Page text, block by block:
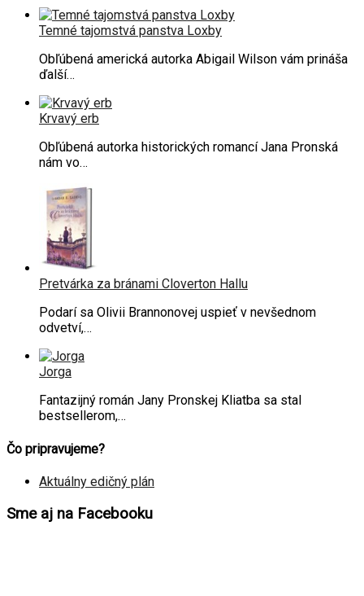
Temné tajomstvá panstva Loxby
Obľúbená americká autorka Abigail Wilson vám prináša
ďalší…
Krvavý erb
Obľúbená autorka historických romancí Jana Pronská
nám vo…
Pretvárka za bránami Cloverton Hallu
Podarí sa Olivii Brannonovej uspieť v nevšednom
odvetví,…
Jorga
Fantazijný román Jany Pronskej Kliatba sa stal
bestsellerom,…
Čo pripravujeme?
Aktuálny edičný plán
Sme aj na Facebooku